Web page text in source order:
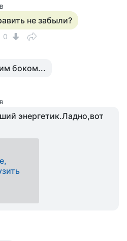
не забыли?
0
боком...
энергетик.Ладно,вот